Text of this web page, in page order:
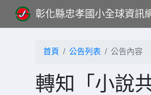
彰化縣忠孝國小全球資訊
首頁 公告列表 公告內容
轉知「小說